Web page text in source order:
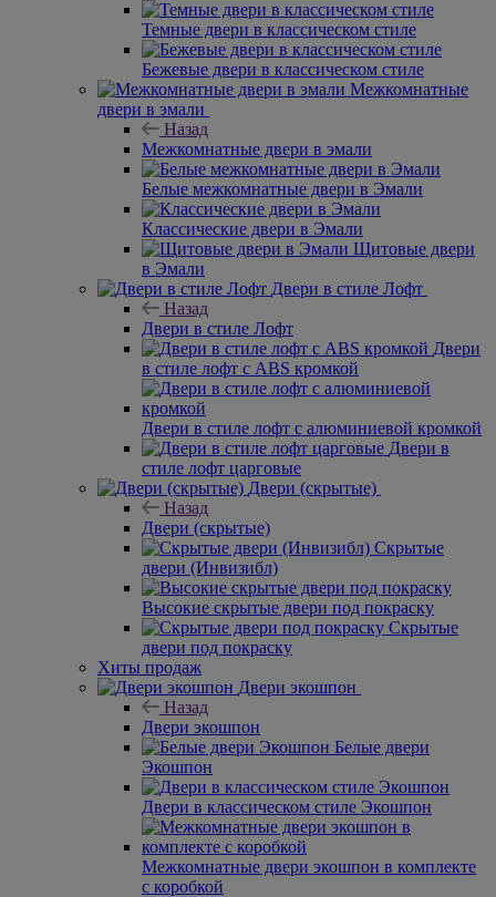
Темные двери в классическом стиле
Бежевые двери в классическом стиле
Межкомнатные
двери в эмали
Назад
Межкомнатные двери в эмали
Белые межкомнатные двери в Эмали
Классические двери в Эмали
Щитовые двери
в Эмали
Двери в стиле Лофт
Назад
Двери в стиле Лофт
Двери
в стиле лофт с ABS кромкой
Двери в стиле лофт с алюминиевой кромкой
Двери в
стиле лофт царговые
Двери (скрытые)
Назад
Двери (скрытые)
Скрытые
двери (Инвизибл)
Высокие скрытые двери под покраску
Скрытые
двери под покраску
Хиты продаж
Двери экошпон
Назад
Двери экошпон
Белые двери
Экошпон
Двери в классическом стиле Экошпон
Межкомнатные двери экошпон в комплекте
с коробкой